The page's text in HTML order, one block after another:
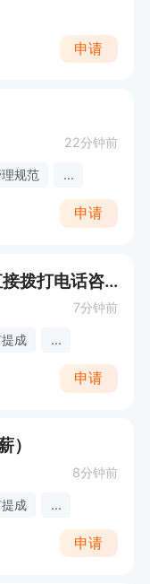
申请
22分钟前
规范 ...
申请
销售经理（台前）（请在线直接拨打电话咨询）
7分钟前
成 ...
申请
）
8分钟前
成 ...
申请